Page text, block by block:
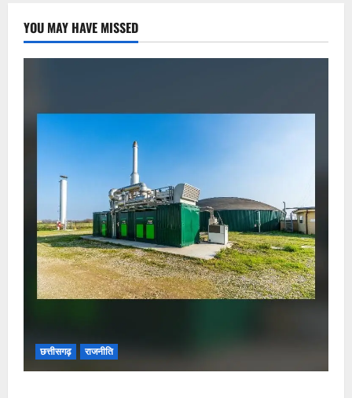
YOU MAY HAVE MISSED
छत्तीसगढ़ राजनीति